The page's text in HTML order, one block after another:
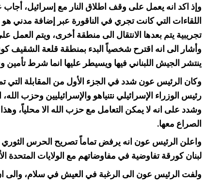
وإذ اكد انه يعمل على وقف اطلاق النار مع إسرائيل، أجاب
اللقاءات التي كانت تجري في الناقورة عبر إضافة مدني
تجريبية يتم بعدها الانتقال الى منطقة أخرى، ويتم العمل
وأشار الى انه اقترح شخصياً البدء بمنطقة قلعة الشقيف
ينتشر الجيش اللبناني فيها ويسيطر عليها انما شرط تأمين
وكان الرئيس عون شدد في الجزء الأول من المقابلة التي
رئيس الوزراء الإسرائيلي نتنياهو والإسرائيليين وحزب
وشدد على انه لا يمكن التعامل مع حزب الله الا محلياً،
الصراع معها.
واعلن الرئيس عون انه يرفض تماماً تصريح الحرس الثوري
لبنان كورقة تفاوضية في مفاوضاتهم مع الولايات المتحدة